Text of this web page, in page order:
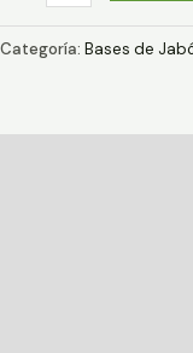
Categoría: Bases de